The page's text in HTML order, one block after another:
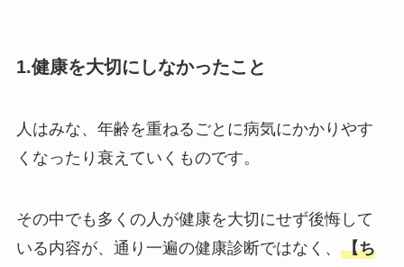
1.健康を大切にしなかったこと
人はみな、年齢を重ねるごとに病気にかかりやす
くなったり衰えていくものです。
その中でも多くの人が健康を大切にせず後悔して
いる内容が、通り一遍の健康診断ではなく、 【ち